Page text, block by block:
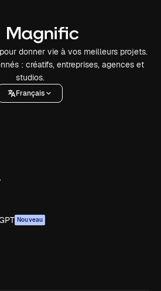
donner vie à vos meilleurs projets.
: créatifs, entreprises, agences et
studios.
Français
Nouveau